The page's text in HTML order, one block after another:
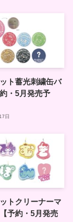
ト蓄光刺繍缶バ
・5月発売予
日
トクリーナーマ
予約・5月発売